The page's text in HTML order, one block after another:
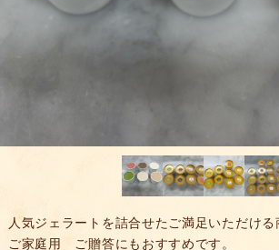
人気ジェラートを詰合せたご満足いただける
ご家庭用 ご贈答にもおすすめです。